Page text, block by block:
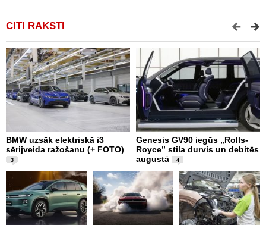
CITI RAKSTI
BMW uzsāk elektriskā i3
sērijveida ražošanu (+ FOTO)
3
Genesis GV90 iegūs „Rolls-
Royce” stila durvis un debitēs
augustā
4